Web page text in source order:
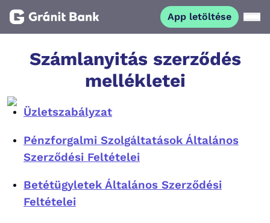
App letöltése
Magánszemélyeknek
Vállalkozásoknak
Befektetőknek
Kapcsolat
Számlanyitás szerződés
mellékletei
Üzletszabályzat
Pénzforgalmi Szolgáltatások Általános
Szerződési Feltételei
Betétügyletek Általános Szerződési
Feltételei